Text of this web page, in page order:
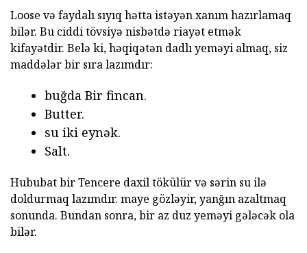
Loose və faydalı sıyıq hətta istəyən xanım hazırlamaq
bilər. Bu ciddi tövsiyə nisbətdə riayət etmək
kifayətdir. Belə ki, həqiqətən dadlı yeməyi almaq, siz
maddələr bir sıra lazımdır:
buğda Bir fincan.
Butter.
su iki eynək.
Salt.
Hububat bir Tencere daxil tökülür və sərin su ilə
doldurmaq lazımdır. maye gözləyir, yanğın azaltmaq
sonunda. Bundan sonra, bir az duz yeməyi gələcək ola
bilər.